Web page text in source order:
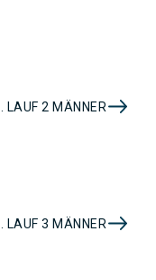
LAUF 2 MÄNNER
LAUF 3 MÄNNER